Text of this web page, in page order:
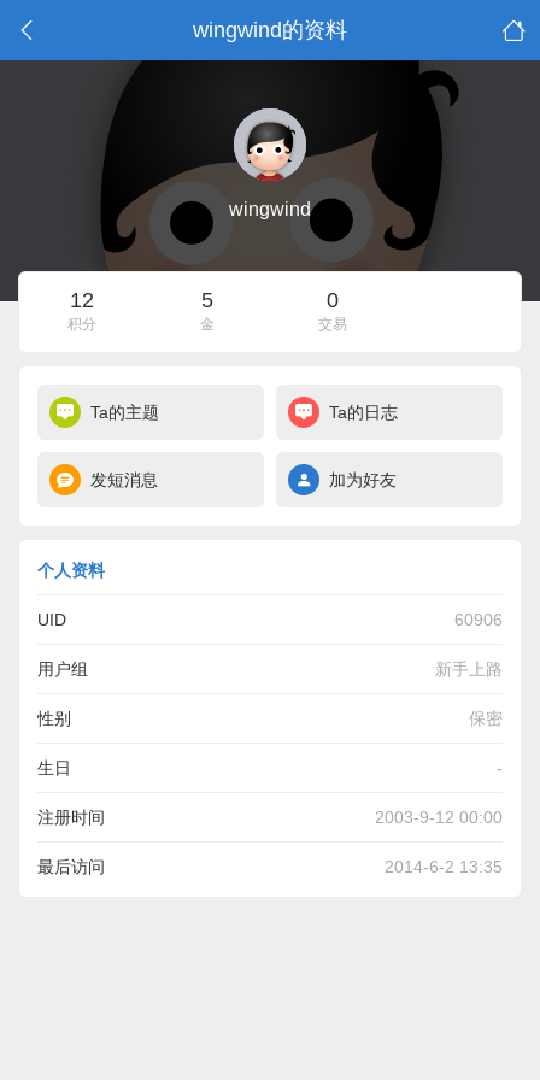
wingwind的资料
wingwind
12
积分
5
金
0
交易
Ta的主题 Ta的日志
发短消息 加为好友
个人资料
UID 60906
用户组 新手上路
性别 保密
生日 -
注册时间 2003-9-12 00:00
最后访问 2014-6-2 13:35